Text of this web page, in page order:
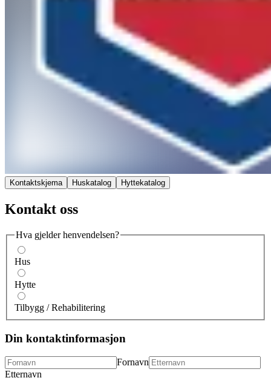
Kontaktskjema Huskatalog Hyttekatalog
Kontakt oss
Hva gjelder henvendelsen?
Hus
Hytte
Tilbygg / Rehabilitering
Din kontaktinformasjon
Fornavn
Etternavn